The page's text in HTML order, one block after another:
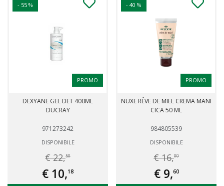
- 55 %
PROMO
DEXYANE GEL DET 400ML
DUCRAY
971273242
DISPONIBILE
€ 22,50
€ 10,18
- 40 %
PROMO
NUXE RÊVE DE MIEL CREMA MANI
CICA 50 ML
984805539
DISPONIBILE
€ 16,00
€ 9,60